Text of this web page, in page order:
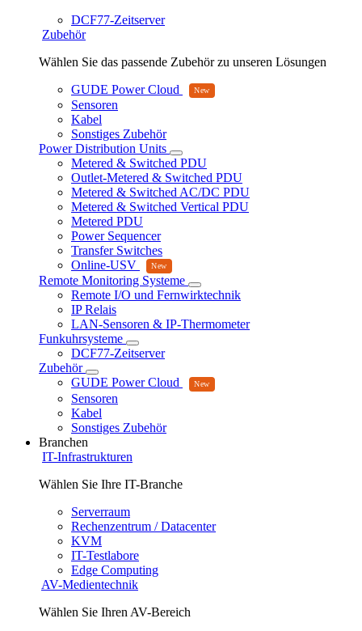
DCF77-Zeitserver
Zubehör
Wählen Sie das passende Zubehör zu unseren Lösungen
GUDE Power Cloud
Sensoren
Kabel
Sonstiges Zubehör
Power Distribution Units
Metered & Switched PDU
Outlet-Metered & Switched PDU
Metered & Switched AC/DC PDU
Metered & Switched Vertical PDU
Metered PDU
Power Sequencer
Transfer Switches
Online-USV
Remote Monitoring Systeme
Remote I/O und Fernwirktechnik
IP Relais
LAN-Sensoren & IP-Thermometer
Funkuhrsysteme
DCF77-Zeitserver
Zubehör
GUDE Power Cloud
Sensoren
Kabel
Sonstiges Zubehör
Branchen
IT-Infrastrukturen
Wählen Sie Ihre IT-Branche
Serverraum
Rechenzentrum / Datacenter
KVM
IT-Testlabore
Edge Computing
AV-Medientechnik
Wählen Sie Ihren AV-Bereich